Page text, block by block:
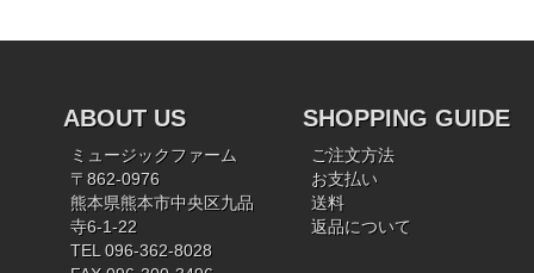
ABOUT US
ミュージックファーム
〒862-0976
熊本県熊本市中央区九品
寺6-1-22
TEL 096-362-8028
SHOPPING GUIDE
ご注文方法
お支払い
送料
返品について